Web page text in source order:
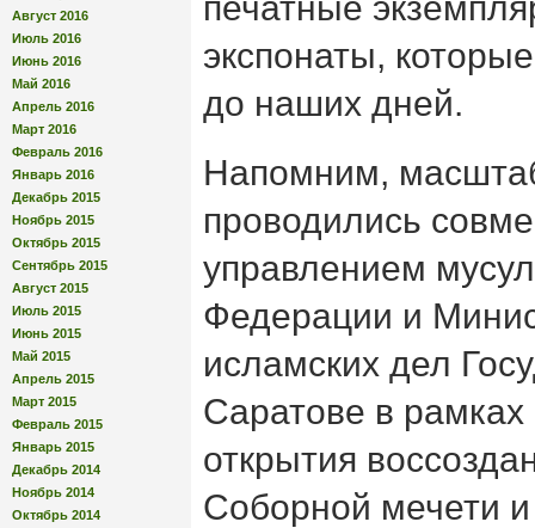
Август 2016
Июль 2016
Июнь 2016
Май 2016
Апрель 2016
Март 2016
Февраль 2016
Январь 2016
Декабрь 2015
Ноябрь 2015
Октябрь 2015
Сентябрь 2015
Август 2015
Июль 2015
Июнь 2015
Май 2015
Апрель 2015
Март 2015
Февраль 2015
Январь 2015
Декабрь 2014
Ноябрь 2014
Октябрь 2014
экспонаты,
до наших дней.
Напомним,
проводились
управлением
Федерации и
исламских дел
Саратове в
открытия
Соборной мечети и